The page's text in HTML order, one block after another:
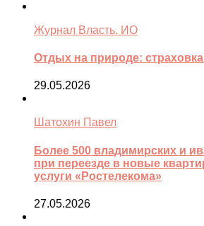
Журнал Власть. ИО
Отдых на природе:
29.05.2026
Шатохин Павел
Более 500 владимирских и
при переезде в новые
услуги «Ростелекома»
27.05.2026